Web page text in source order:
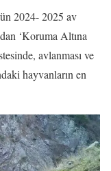
2024- 2025 av
‘Koruma Altına
avlanması ve
hayvanların en